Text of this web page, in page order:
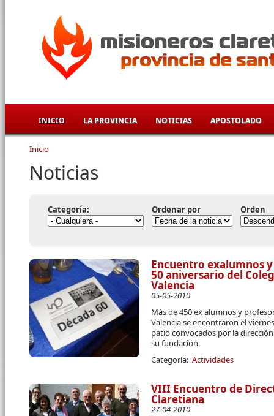
INICIO LA PROVINCIA NOTICIAS APOSTOLADO
Se encuentra usted aquí
Inicio
Noticias
Categoría: Ordenar por Orden
Encuentro exalumnos
50 aniversario del
Valencia
05-05-2010
Más de 450 ex alumnos y
Valencia se encontraron el
patio convocados por la
su fundación.
Categoría: Actividades
VIII Encuentro de
Claretiana
27-04-2010